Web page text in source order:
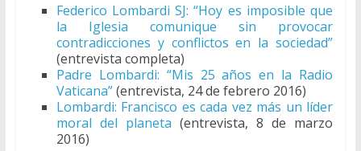
Federico Lombardi SJ: “Hoy es imposible que
la Iglesia comunique sin provocar
contradicciones y conflictos en la sociedad”
(entrevista completa)
Padre Lombardi: “Mis 25 años en la Radio
Vaticana”(entrevista, 24 de febrero 2016)
Lombardi: Francisco es cada vez más un líder
moral del planeta (entrevista, 8 de marzo
2016)